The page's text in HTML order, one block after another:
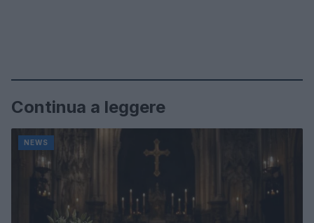
Continua a leggere
NEWS